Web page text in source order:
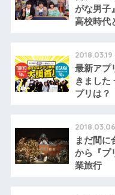
がな男子
高校時代
最新アプ
きました 一番長時間使ってる＆おすすめア
プリは？
まだ間に
から『プ
業旅行